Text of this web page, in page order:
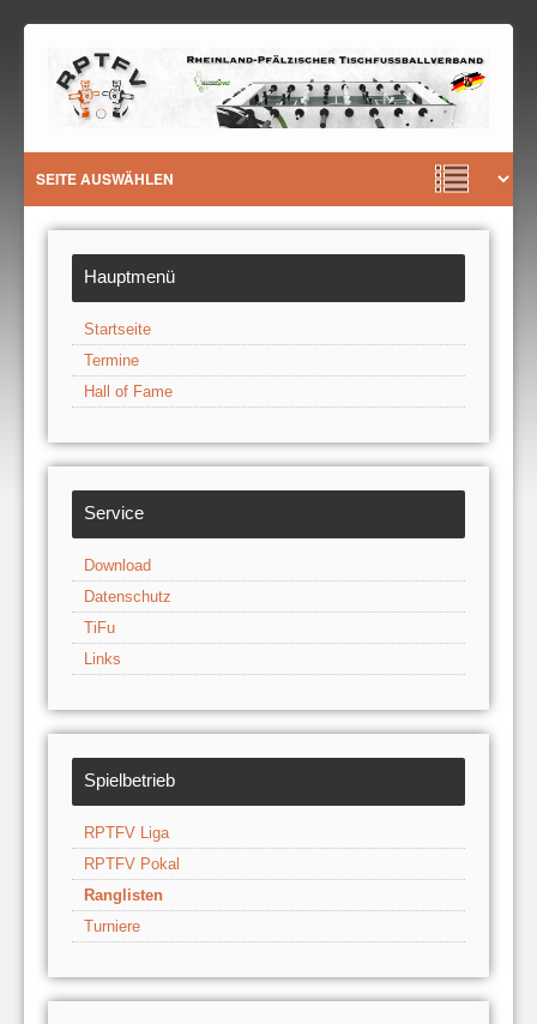
Hauptmenü
Startseite
Termine
Hall of Fame
Service
Download
Datenschutz
TiFu
Links
Spielbetrieb
RPTFV Liga
RPTFV Pokal
Ranglisten
Turniere